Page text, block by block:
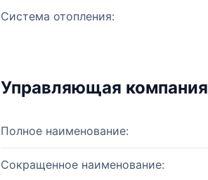
Система отопления:
Управляющая компания
Полное наименование:
Сокращенное наименование: